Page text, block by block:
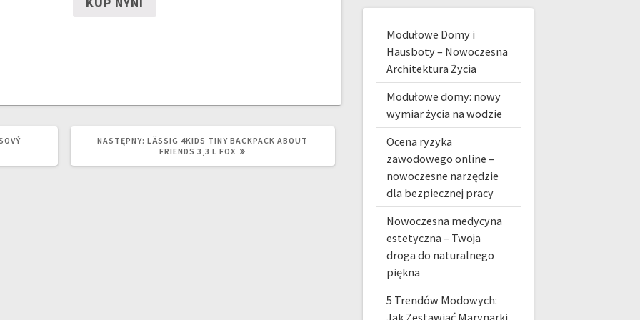
NASTĘPNY: NASTĘPNY
WPIS:
LÄSSIG 4KIDS TINY BACKPACK ABOUT
FRIENDS 3,3 L FOX
Modułowe Domy i
Hausboty – Nowoczesna
Architektura Życia
Modułowe domy: nowy
wymiar życia na wodzie
Ocena ryzyka
zawodowego online –
nowoczesne narzędzie
dla bezpiecznej pracy
Nowoczesna medycyna
estetyczna – Twoja
droga do naturalnego
piękna
5 Trendów Modowych: